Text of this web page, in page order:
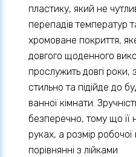
пластику, який не
перепадів температур
хромоване покриття,
довгого щоденного
прослужить довгі роки,
стильно та підійде до
ванної кімнати.
безперечно, тому що її
руках, а розмір робочої
порівнянні з лійками